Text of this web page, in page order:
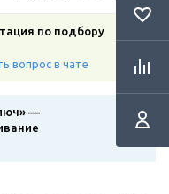
по подбору
вопрос в чате
—